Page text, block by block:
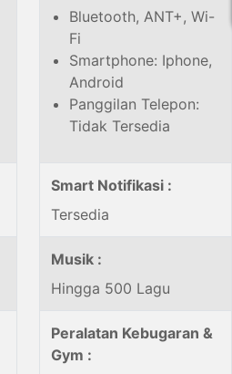
Bluetooth, ANT+, Wi-
Fi
Smartphone: Iphone,
Android
Panggilan Telepon:
Tidak Tersedia
Smart Notifikasi :
Tersedia
Musik :
Hingga 500 Lagu
Peralatan Kebugaran &
Gym :